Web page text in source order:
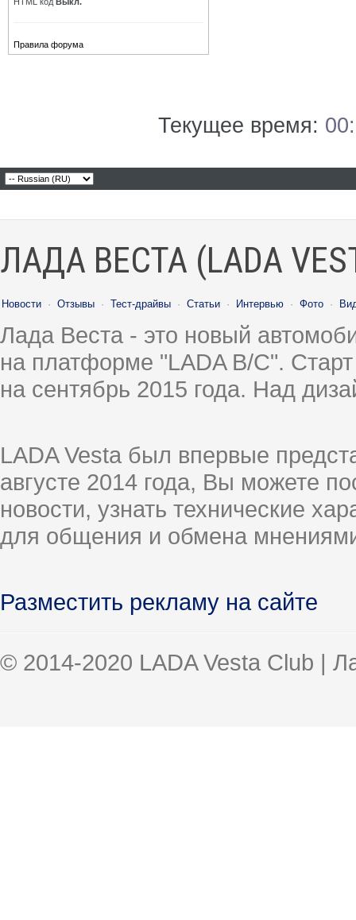
Правила форума
Текущее время:
ЛАДА ВЕСТА (LADA
Новости · Отзывы · Тест-драйвы · Статьи · Интервью · Фото ·
Лада Веста - это новый
на платформе "LADA B/C".
на сентябрь 2015 года. Над
LADA Vesta был впервые
августе 2014 года, Вы можете
новости, узнать технические
для общения и обмена
Разместить рекламу на сайте
© 2014-2020 LADA Vesta Club |